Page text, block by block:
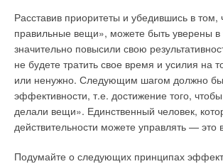
Расставив приоритеты и убедившись в том,
правильные вещи», можете быть уверены в
значительно повысили свою
не будете тратить свое время и усилия на
или ненужно. Следующим шагом должно
эффективности, т.е. достижение того,
делали вещи». Единственный человек,
действительности можете управлять — это
Подумайте о следующих принципах
→ Электрические конвекторы: обзор рынка
ЖУРНАЛ СОК МАЙ 2011
→
Комплексное решение ENSTO для
ЖУРНАЛ СОК МАРТ 2006
→
В центре внимания настенные
ЖУРНАЛ СОК МАЙ 2004
→
Инверторные накопительные
Thermo: чем отличаются три серии
ЖУРНАЛ СОК АВГУСТ 2026
Сущность рационального подхода к
состоит в том, что современный жилой дом
того, чтобы его тепловой пункт
индивидуально с учетом высоты здания и
степени комфортности и особых
давления в трубопроводах тепло- и
площади и конфигурации помещения
узлов заводского изготовления, обычно
Что Вы думаете по поводу сложившего
стереотипа низкого качества
одежды, бытовой техники и проч.?
С.J.M.:Китай — развивающаяся страна. В
товаров разного качества. В России
качественного китайского товара.
американских марок, делаются в Китае, и